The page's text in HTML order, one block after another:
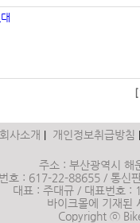
[
회사소개 개인정보취급방침
주소 : 부산광역시
호 : 617-22-88655 / 통신
대표 : 주대규 / 대표번호 :
바이크몰에 기재된
Copyright ⓒ